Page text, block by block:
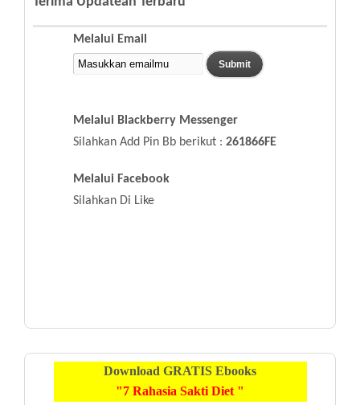
Melalui Email
Melalui Blackberry Messenger
Silahkan Add Pin Bb berikut : 261866FE
Melalui Facebook
Silahkan Di Like
Download GRATIS Ebooks
"7 Rahasia Sakti Diet "